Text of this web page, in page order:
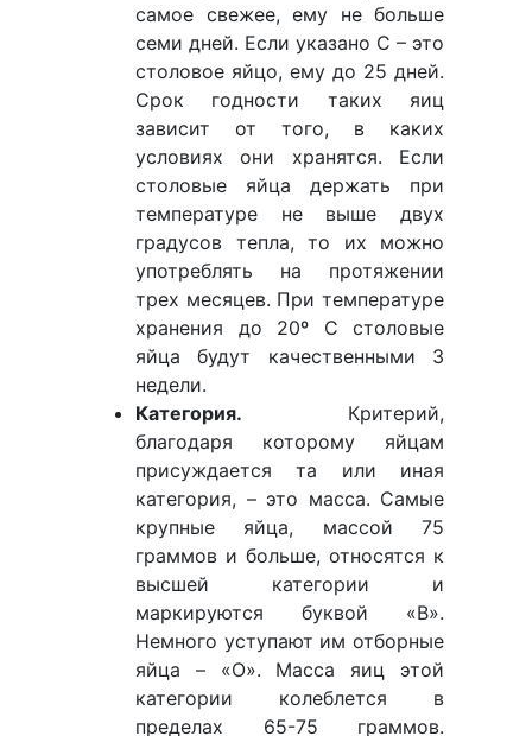
самое свежее, ему не больше
семи дней. Если указано С – это
столовое яйцо, ему до 25 дней.
Срок годности таких яиц
зависит от того, в каких
условиях они хранятся. Если
столовые яйца держать при
температуре не выше двух
градусов тепла, то их можно
употреблять на протяжении
трех месяцев. При температуре
хранения до 20º С столовые
яйца будут качественными 3
недели.
Категория. Критерий,
благодаря которому яйцам
присуждается та или иная
категория, – это масса. Самые
крупные яйца, массой 75
граммов и больше, относятся к
высшей категории и
маркируются буквой «В».
Немного уступают им отборные
яйца – «О». Масса яиц этой
категории колеблется в
пределах 65-75 граммов.